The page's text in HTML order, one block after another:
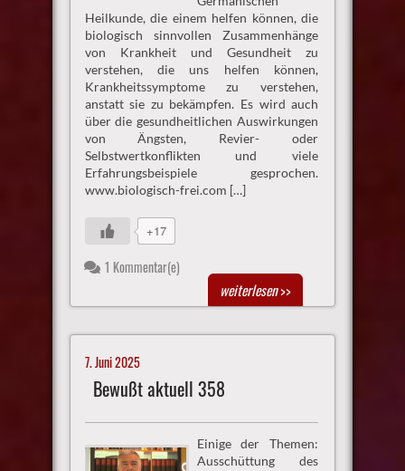
Heilkunde, die einem helfen können, die
biologisch sinnvollen Zusammenhänge
von Krankheit und Gesundheit zu
verstehen, die uns helfen können,
Krankheitssymptome zu verstehen,
anstatt sie zu bekämpfen. Es wird auch
über die gesundheitlichen Auswirkungen
von Ängsten, Revier- oder
Selbstwertkonflikten und viele
Erfahrungsbeispiele gesprochen.
www.biologisch-frei.com […]
+17
1 Kommentar(e)
weiterlesen>>
7. Juni 2025
Bewußt aktuell 358
Einige der Themen:
Ausschüttung des